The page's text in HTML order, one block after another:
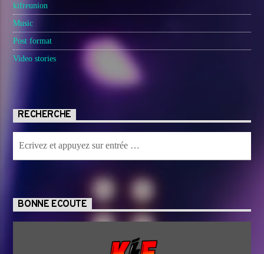
kifreunion
Music
Post format
Video stories
RECHERCHE
BONNE ECOUTE